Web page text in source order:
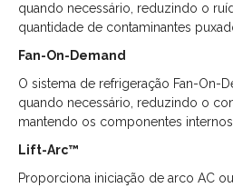
quando necessário, reduzindo o
quantidade de contaminantes
Fan-On-Demand
O sistema de refrigeração Fan-On-
quando necessário, reduzindo o
mantendo os componentes
Lift-Arc™
Proporciona iniciação de arco AC